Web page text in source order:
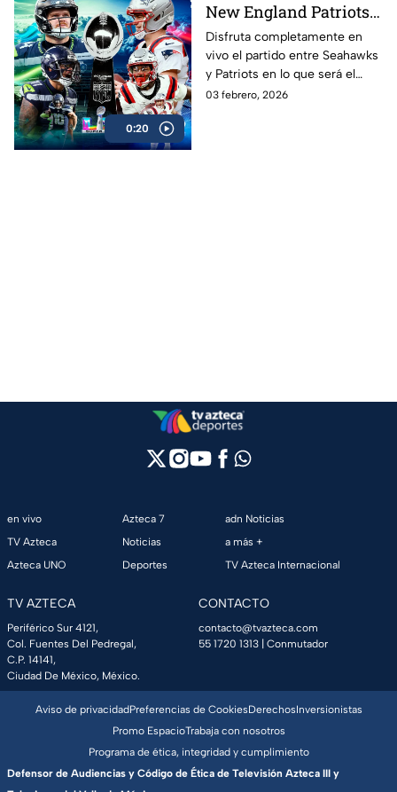
0:20
New England Patriots
ver EN VIVO y GRATIS
Super Bowl LX 2026,
gran final de la NFL
Disfruta completamente en
vivo el partido entre Seahawks
y Patriots en lo que será el
esperado Super Bowl 2026 en
03 febrero, 2026
en vivo
TV Azteca
Azteca UNO
Azteca 7
Noticias
Deportes
adn Noticias
a más +
TV Azteca Internacional
TV AZTECA
Periférico Sur 4121,
Col. Fuentes Del Pedregal,
C.P. 14141,
Ciudad De México, México.
CONTACTO
contacto@tvazteca.com
55 1720 1313 | Conmutador
Aviso de privacidadPreferencias de CookiesDerechosInversionistas
Promo EspacioTrabaja con nosotros
Programa de ética, integridad y cumplimiento
Defensor de Audiencias y Código de Ética de Televisión Azteca III y